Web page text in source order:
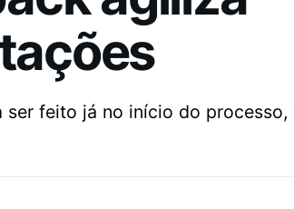
feito já no início do processo,